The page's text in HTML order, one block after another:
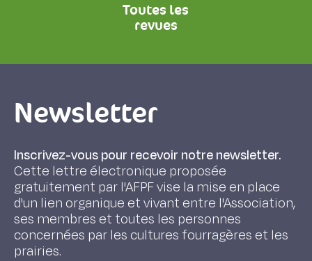
Toutes les
revues
Newsletter
Inscrivez-vous pour recevoir notre newsletter.
Cette lettre électronique proposée
gratuitement par l'AFPF vise la mise en place
d'un lien organique et vivant entre l'Association,
ses membres et toutes les personnes
concernées par les cultures fourragères et les
prairies.